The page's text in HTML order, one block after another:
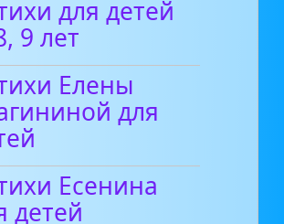
для детей
9 лет
Елены
для
Есенина
детей